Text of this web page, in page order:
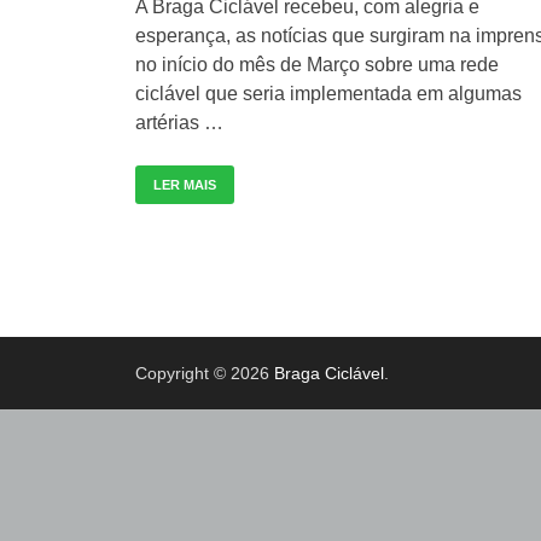
A Braga Ciclável recebeu, com alegria e
esperança, as notícias que surgiram na
no início do mês de Março sobre uma rede
ciclável que seria implementada em algumas
artérias …
LER MAIS
Copyright © 2026 Braga Ciclável